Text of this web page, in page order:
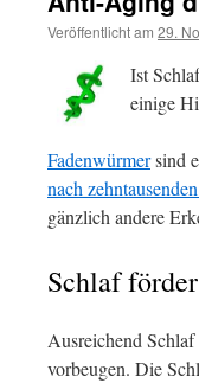
Veröffentlicht am 29.
Ist
einige
Fadenwürmersind
nach
gänzlich andere
Schlaf
Ausreichend
vorbeugen. Die